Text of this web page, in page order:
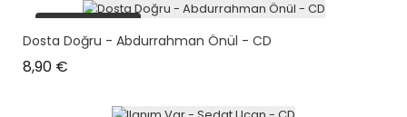
plus en stock
Dosta Doğru - Abdurrahman Önül - CD
8,90 €